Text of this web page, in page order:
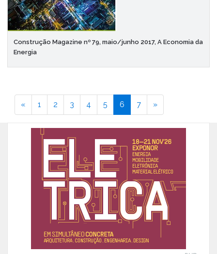
Construção Magazine nº 79, maio/junho 2017, A Economia da
Energia
« 1 2 3 4 5 6 7 »